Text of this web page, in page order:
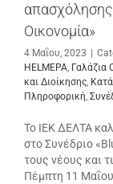
απασχόλησης
Οικονομία»
4 Μαΐου, 2023
HELMEPA, Γαλάζια
και Διοίκησης,
Πληροφορική,
Το ΙΕΚ ΔΕΛΤΑ
στο Συνέδριο
τους νέους και
Πέμπτη 11